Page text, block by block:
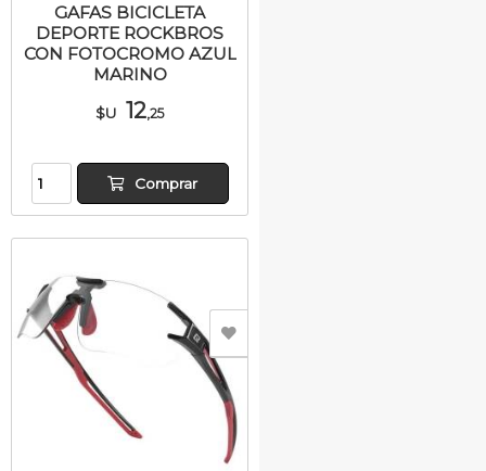
GAFAS BICICLETA
DEPORTE ROCKBROS
CON FOTOCROMO AZUL
MARINO
$U 12,25
Comprar